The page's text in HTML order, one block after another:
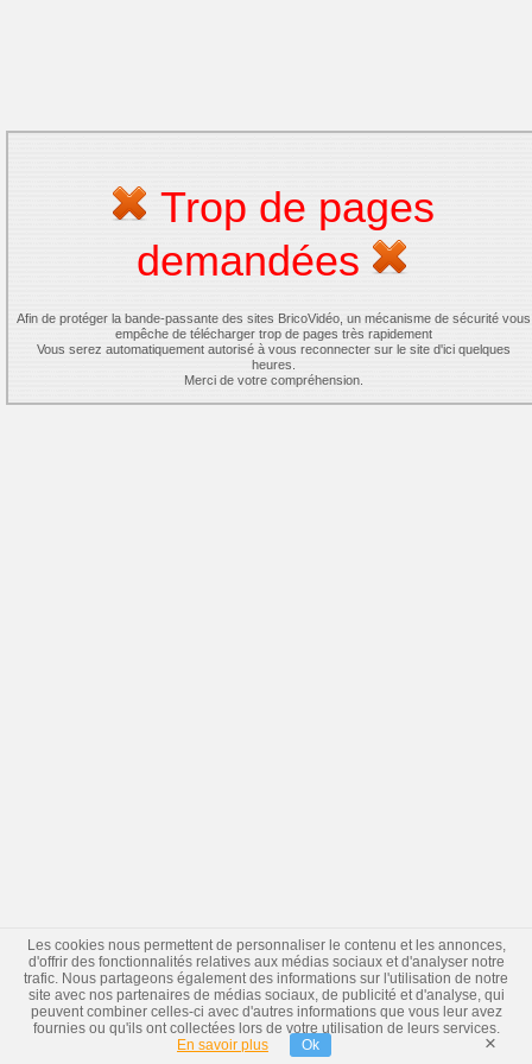
Trop de pages
demandées
Afin de protéger la bande-passante des sites BricoVidéo, un mécanisme de sécurité vous
empêche de télécharger trop de pages très rapidement
Vous serez automatiquement autorisé à vous reconnecter sur le site d'ici quelques
heures.
Merci de votre compréhension.
Les cookies nous permettent de personnaliser le contenu et les annonces,
d'offrir des fonctionnalités relatives aux médias sociaux et d'analyser notre
trafic. Nous partageons également des informations sur l'utilisation de notre
site avec nos partenaires de médias sociaux, de publicité et d'analyse, qui
peuvent combiner celles-ci avec d'autres informations que vous leur avez
fournies ou qu'ils ont collectées lors de votre utilisation de leurs services.
En savoir plus
Ok ×